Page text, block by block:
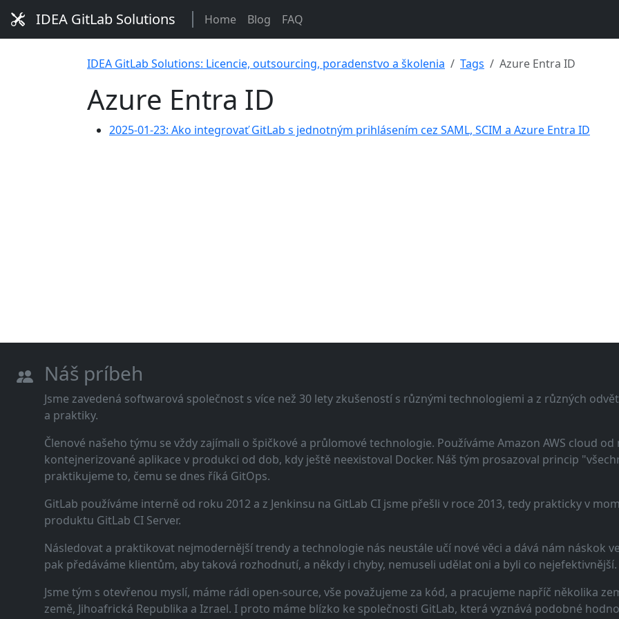
IDEA GitLab Solutions Home Blog FAQ
IDEA GitLab Solutions: Licencie, outsourcing, poradenstvo a školenia Tags Azure Entra ID
Azure Entra ID
2025-01-23: Ako integrovať GitLab s jednotným prihlásením cez SAML, SCIM a Azure Entra ID
Náš príbeh
Jsme zavedená softwarová společnost s více než 30 lety zkušeností s různými technologiemi a z různých
a praktiky.
Členové našeho týmu se vždy zajímali o špičkové a průlomové technologie. Používáme Amazon AWS cloud
kontejnerizované aplikace v produkci od dob, kdy ještě neexistoval Docker. Náš tým prosazoval princip
praktikujeme to, čemu se dnes říká GitOps.
GitLab používáme interně od roku 2012 a z Jenkinsu na GitLab CI jsme přešli v roce 2013, tedy prakticky v
produktu GitLab CI Server.
Následovat a praktikovat nejmodernější trendy a technologie nás neustále učí nové věci a dává nám náskok
pak předáváme klientům, aby taková rozhodnutí, a někdy i chyby, nemuseli udělat oni a byli co nejefektivnější.
Jsme tým s otevřenou myslí, máme rádi open-source, vše považujeme za kód, a pracujeme napříč několika
země, Jihoafrická Republika a Izrael. I proto máme blízko ke společnosti GitLab, která vyznává podobné